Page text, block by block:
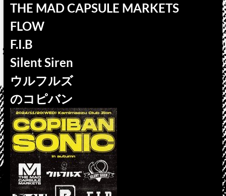
THE MAD CAPSULE MARKETS
FLOW
F.I.B
Silent Siren
ウルフルズ
のコピバン